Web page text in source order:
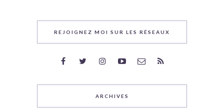
REJOIGNEZ MOI SUR LES RÉSEAUX
ARCHIVES